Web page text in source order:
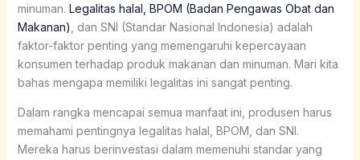
minuman. Legalitas halal, BPOM (Badan Pengawas Obat dan
Makanan) , dan SNI (Standar Nasional Indonesia) adalah
faktor-faktor penting yang memengaruhi kepercayaan
konsumen terhadap produk makanan dan minuman. Mari kita
bahas mengapa memiliki legalitas ini sangat penting.
Dalam rangka mencapai semua manfaat ini, produsen harus
memahami pentingnya legalitas halal, BPOM, dan SNI.
Mereka harus berinvestasi dalam memenuhi standar yang